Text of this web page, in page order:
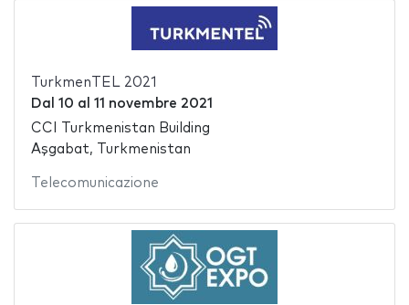
TurkmenTEL 2021
Dal 10 al 11 novembre 2021
CCI Turkmenistan Building
Aşgabat, Turkmenistan
Telecomunicazione